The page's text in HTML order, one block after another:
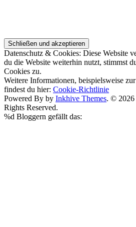
Datenschutz & Cookies: Diese Website
du die Website weiterhin nutzt, stimmst
Cookies zu.
Weitere Informationen, beispielsweise
findest du hier: Cookie-Richtlinie
Powered By by Inkhive Themes. © 2026
Rights Reserved.
%d Bloggern gefällt das: